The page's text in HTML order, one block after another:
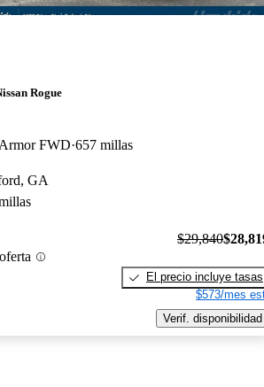
Rogue
FWD 657 millas
GA
$29,840
El precio incluye tasas
$573/mes
Verif. disponibilidad